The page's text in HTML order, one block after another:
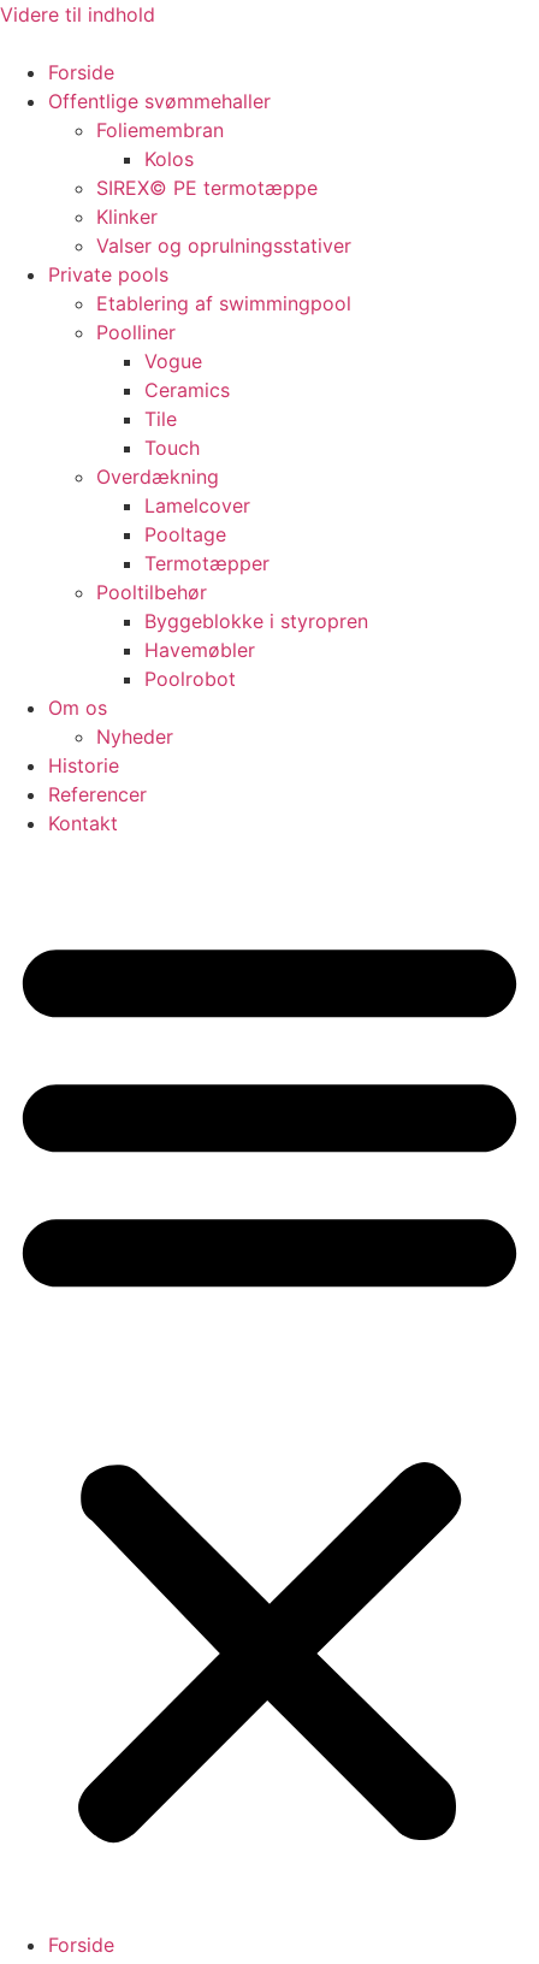
Videre til indhold
Forside
Offentlige svømmehaller
Foliemembran
Kolos
SIREX© PE termotæppe
Klinker
Valser og oprulningsstativer
Private pools
Etablering af swimmingpool
Poolliner
Vogue
Ceramics
Tile
Touch
Overdækning
Lamelcover
Pooltage
Termotæpper
Pooltilbehør
Byggeblokke i styropren
Havemøbler
Poolrobot
Om os
Nyheder
Historie
Referencer
Kontakt
Forside